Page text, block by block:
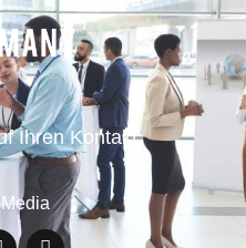
Ihren Kontakt.